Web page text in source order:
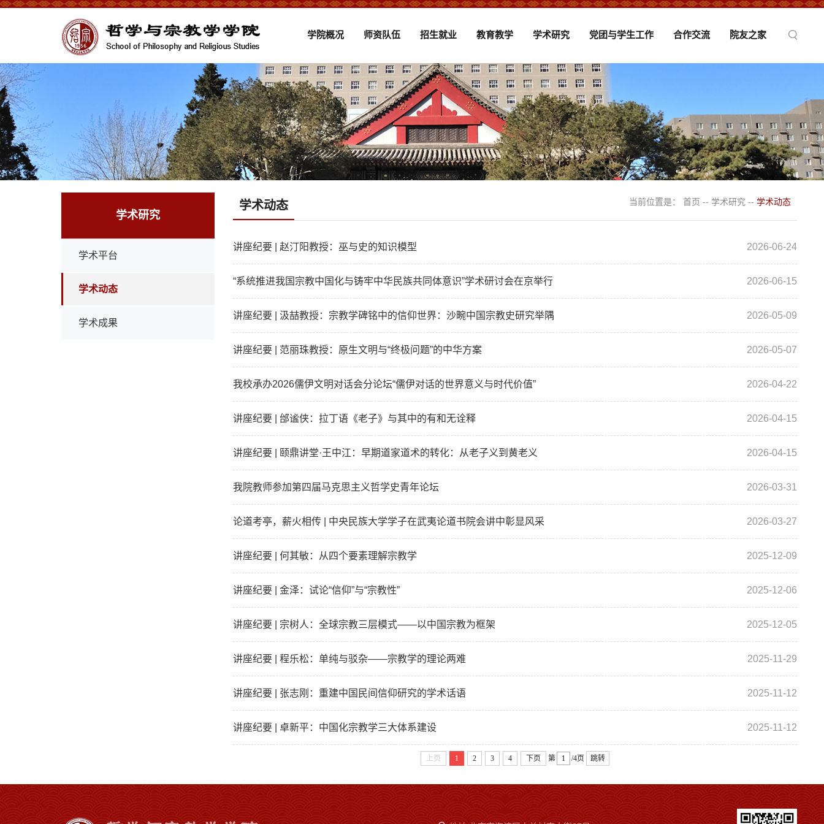
学院概况 师资队伍 招生就业 教育教学 学术研究 党团与学生工作 合作交流 院友之家
学术研究
学术平台
学术动态
学术成果
学术动态 当前位置是： 首页 -- 学术研究 -- 学术动态
2026-06-24
讲座纪要 | 赵汀阳教授：巫与史的知识模型
2026-06-15
“系统推进我国宗教中国化与铸牢中华民族共同体意识”学术研讨会在京举行
2026-05-09
讲座纪要 | 汲喆教授：宗教学碑铭中的信仰世界：沙畹中国宗教史研究举隅
2026-05-07
讲座纪要 | 范丽珠教授：原生文明与“终极问题”的中华方案
2026-04-22
我校承办2026儒伊文明对话会分论坛“儒伊对话的世界意义与时代价值”
2026-04-15
讲座纪要 | 邰谧侠：拉丁语《老子》与其中的有和无诠释
2026-04-15
讲座纪要 | 颐鼎讲堂·王中江：早期道家道术的转化：从老子义到黄老义
2026-03-31
我院教师参加第四届马克思主义哲学史青年论坛
2026-03-27
论道考亭，薪火相传 | 中央民族大学学子在武夷论道书院会讲中彰显风采
2025-12-09
讲座纪要 | 何其敏：从四个要素理解宗教学
2025-12-06
讲座纪要 | 金泽：试论“信仰”与“宗教性”
2025-12-05
讲座纪要 | 宗树人：全球宗教三层模式——以中国宗教为框架
2025-11-29
讲座纪要 | 程乐松：单纯与驳杂——宗教学的理论两难
2025-11-12
讲座纪要 | 张志刚：重建中国民间信仰研究的学术话语
2025-11-12
讲座纪要 | 卓新平：中国化宗教学三大体系建设
上页 1 2 3 4 下页 第 /4页 跳转